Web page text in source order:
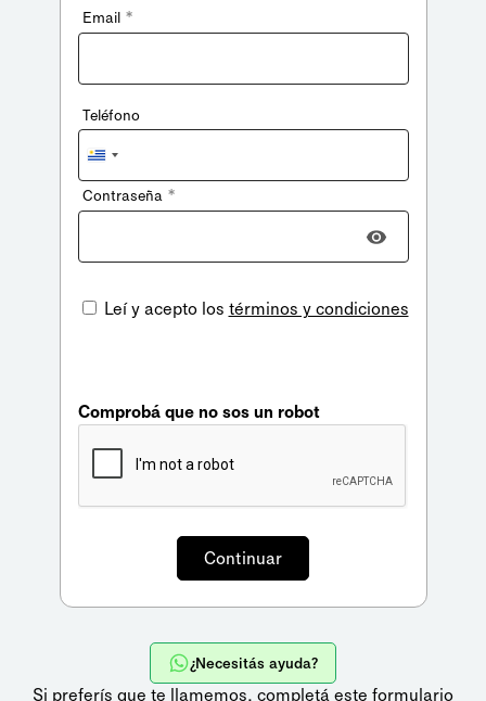
Email *
Teléfono
Uruguay
+598
Contraseña *
Leí y acepto los términos y condiciones
Comprobá que no sos un robot
¿Necesitás ayuda?
Si preferís que te llamemos, completá este formulario